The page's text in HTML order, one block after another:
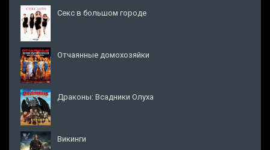
Секс в большом городе
Отчаянные домохозяйки
Драконы: Всадники Олуха
Викинги